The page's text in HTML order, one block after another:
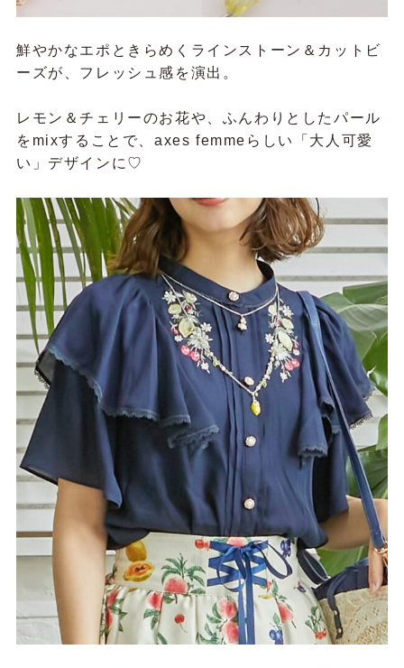
鮮やかなエポときらめくラインストーン＆カットビ
ーズが、フレッシュ感を演出。
レモン＆チェリーのお花や、ふんわりとしたパール
をmixすることで、axes femmeらしい「大人可愛
い」デザインに♡